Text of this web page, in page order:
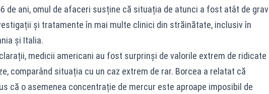
de ani, omul de afaceri susține că situația de atunci a fost atât de
și tratamente în mai multe clinici din străinătate, inclusiv în
și Italia.
medicii americani au fost surprinși de valorile extrem de ridicate
comparând situația cu un caz extrem de rar. Borcea a relatat că
că o asemenea concentrație de mercur este aproape imposibil de